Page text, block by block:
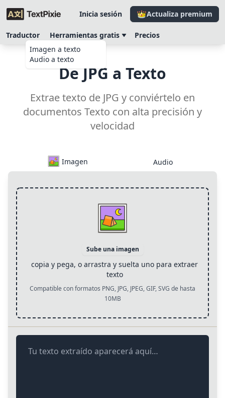
Inicia sesión Actualiza premium
Traductor
Herramientas gratis
Imagen a texto
Audio a texto
Precios
De JPG a Texto
Extrae texto de JPG y conviértelo en
documentos Texto con alta precisión y
velocidad
Imagen Audio
Sube una imagen
copia y pega, o arrastra y suelta uno para extraer
texto
Compatible con formatos PNG, JPG, JPEG, GIF, SVG de hasta
10MB
Tu texto extraído aparecerá aquí…